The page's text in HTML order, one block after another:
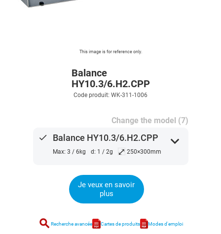
This image is for reference only.
Balance
HY10.3/6.H2.CPP
Code produit: WK-311-1006
Change the model (7)
done Balance HY10.3/6.H2.CPP
Max: 3 / 6kg d: 1 / 2g ⤢250×300mm
expand_more
Je veux en savoir
plus
search Recherche avancée Cartes de produits Modes d'emploi